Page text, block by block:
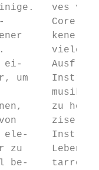
ves von
Core,
kene
vieles
ei-
um
zu
von      zise
zu     Leben
be-    tarren